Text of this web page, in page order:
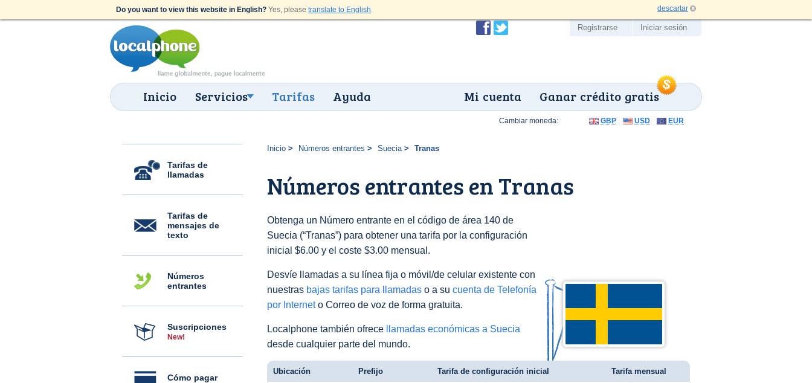
Do you want to view this website in English? Yes, please translate to English. descartar
Inicio Servicios Tarifas Ayuda Ganar crédito gratis
Mi cuenta
Registrarse Iniciar sesión
Tarifas de
llamadas
Tarifas de
mensajes de
texto
Números
entrantes
Suscripciones
New!
Cómo pagar
Inicio Números entrantes Suecia Tranas
Números entrantes en Tranas
Obtenga un Número entrante en el código de área 140 de
Suecia (“Tranas”) para obtener una tarifa por la configuración
inicial $6.00 y el coste $3.00 mensual.
Desvíe llamadas a su línea fija o móvil/de celular existente con
nuestras bajas tarifas para llamadas o a su cuenta de Telefonía
por Interneto Correo de voz de forma gratuita.
Localphone también ofrece
llamadas económicas a Suecia
desde cualquier parte del mundo.
Cambiar moneda: GBP USD EUR
Ubicación Prefijo Tarifa de configuración inicial Tarifa mensual